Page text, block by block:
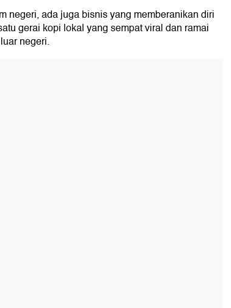
negeri, ada juga bisnis yang memberanikan diri
gerai kopi lokal yang sempat viral dan ramai
negeri.